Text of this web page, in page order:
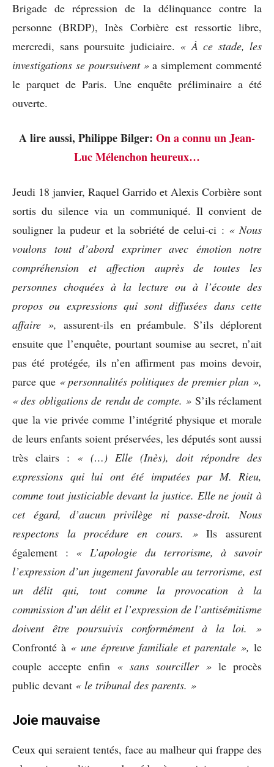
Brigade de répression de la délinquance contre la
personne (BRDP), Inès Corbière est ressortie libre,
mercredi, sans poursuite judiciaire. « À ce stade, les
investigations se poursuivent »a simplement commenté
le parquet de Paris. Une enquête préliminaire a été
ouverte.
A lire aussi, Philippe Bilger: On a connu un Jean-
Luc Mélenchon heureux…
Jeudi 18 janvier, Raquel Garrido et Alexis Corbière sont
sortis du silence via un communiqué. Il convient de
souligner la pudeur et la sobriété de celui-ci : « Nous
voulons tout d’abord exprimer avec émotion notre
compréhension et affection auprès de toutes les
personnes choquées à la lecture ou à l’écoute des
propos ou expressions qui sont diffusées dans cette
affaire », assurent-ils en préambule. S’ils déplorent
ensuite que l’enquête, pourtant soumise au secret, n’ait
pas été protégée, ils n’en affirment pas moins devoir,
parce que« personnalités politiques de premier plan »,
« des obligations de rendu de compte. » S’ils réclament
que la vie privée comme l’intégrité physique et morale
de leurs enfants soient préservées, les députés sont aussi
très clairs : « (…) Elle (Inès), doit répondre des
expressions qui lui ont été imputées par M. Rieu,
comme tout justiciable devant la justice. Elle ne jouit à
cet égard, d’aucun privilège ni passe-droit. Nous
respectons la procédure en cours. »Ils assurent
également : « L’apologie du terrorisme, à savoir
l’expression d’un jugement favorable au terrorisme, est
un délit qui, tout comme la provocation à la
commission d’un délit et l’expression de l’antisémitisme
doivent être poursuivis conformément à la loi. »
Confronté à « une épreuve familiale et parentale », le
couple accepte enfin « sans sourciller » le procès
public devant « le tribunal des parents. »
Joie mauvaise
Ceux qui seraient tentés, face au malheur qui frappe des